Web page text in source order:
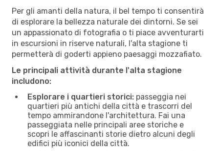
Per gli amanti della natura, il bel tempo ti consentirà
di esplorare la bellezza naturale dei dintorni. Se sei
un appassionato di fotografia o ti piace avventurarti
in escursioni in riserve naturali, l'alta stagione ti
permetterà di goderti appieno paesaggi mozzafiato.
Le principali attività durante l'alta stagione
includono:
Esplorare i quartieri storici: passeggia nei
quartieri più antichi della città e trascorri del
tempo ammirandone l'architettura. Fai una
passeggiata nelle principali aree storiche e
scopri le affascinanti storie dietro alcuni degli
edifici più iconici della città.